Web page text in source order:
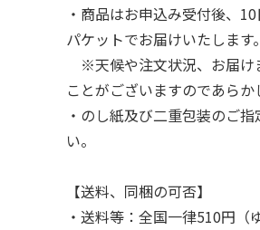
・商品はお申込み受付後、
パケットでお届けいたします。
※天候や注文状況、お届け
ことがございますのであらか
・のし紙及び二重包装のご
い。
【送料、同梱の可否】
・送料等：全国一律510円（